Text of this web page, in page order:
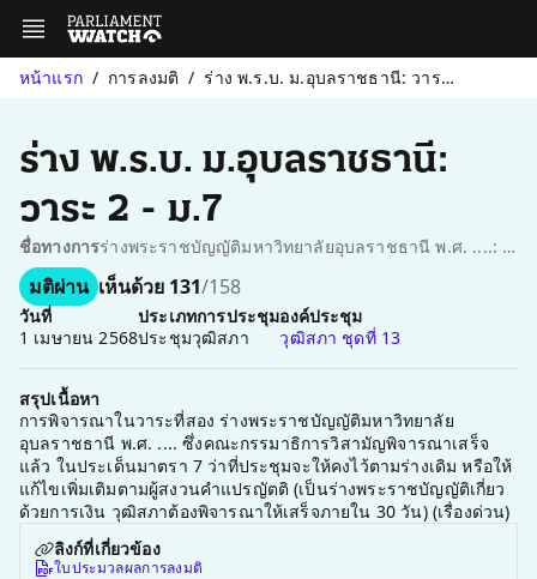
หน้าแรก การลงมติ ร่าง พ.ร.บ. ม.อุบลราชธานี: วาระ 2 - ม.7
ร่าง พ.ร.บ. ม.อุบลราชธานี:
วาระ 2 - ม.7
ชื่อทางการ ร่างพระราชบัญญัติมหาวิทยาลัยอุบลราชธานี พ.ศ. ....: การพิจารณาในวาระที่สอง - มาตรา 7 (คงร่างเดิม หรือแก้ไขตามผู้สงวนคำแปรญัตติ)
มติผ่าน เห็นด้วย 131/158
วันที่
1 เมษายน 2568
ประเภทการประชุม
ประชุมวุฒิสภา
องค์ประชุม
วุฒิสภา ชุดที่ 13
สรุปเนื้อหา
การพิจารณาในวาระที่สอง ร่างพระราชบัญญัติมหาวิทยาลัย
อุบลราชธานี พ.ศ. .... ซึ่งคณะกรรมาธิการวิสามัญพิจารณาเสร็จ
แล้ว ในประเด็นมาตรา 7 ว่าที่ประชุมจะให้คงไว้ตามร่างเดิม หรือให้
แก้ไขเพิ่มเติมตามผู้สงวนคำแปรญัตติ (เป็นร่างพระราชบัญญัติเกี่ยว
ด้วยการเงิน วุฒิสภาต้องพิจารณาให้เสร็จภายใน 30 วัน) (เรื่องด่วน)
ลิงก์ที่เกี่ยวข้อง
ใบประมวลผลการลงมติ